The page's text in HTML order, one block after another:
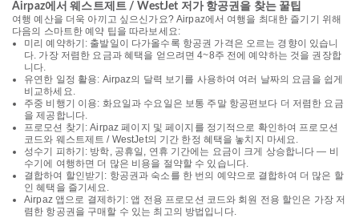
Airpaz에서 웨스트제트 / WestJet 저가 항공권을 찾는 꿀팁
여행 예산을 더욱 아끼고 싶으신가요? Airpaz에서 여행을 최대한 즐기기 위해
다음의 스마트한 예약 팁을 따라보세요:
미리 예약하기: 출발일이 다가올수록 항공권 가격은 오르는 경향이 있습니
다. 가장 저렴한 요금과 혜택을 얻으려면 4~8주 전에 예약하는 것을 권장합
니다.
유연한 일정 활용: Airpaz의 달력 보기를 사용하여 여러 날짜의 요금을 쉽게
비교하세요.
주중 비행기 이용: 화요일과 수요일은 보통 주말 항공편보다 더 저렴한 요금
을 제공합니다.
프로모션 찾기: Airpaz 페이지 및 페이지를 정기적으로 확인하여 프로모션
코드와 웨스트제트 / WestJet의 기간 한정 혜택을 놓치지 마세요.
성수기 피하기: 방학, 공휴일, 연휴 기간에는 요금이 크게 상승합니다 — 비
수기에 여행하면 더 많은 비용을 절약할 수 있습니다.
결합하여 할인받기: 항공권과 숙소를 한 번의 예약으로 결합하여 더 많은 할
인 혜택을 즐기세요.
Airpaz 앱으로 결제하기: 앱 전용 프로모션 코드와 회원 전용 할인은 가장 저
렴한 항공권을 구매할 수 있는 최고의 방법입니다.